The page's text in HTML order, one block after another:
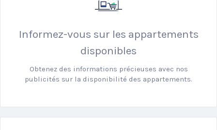
Informez-vous sur les appartements
disponibles
Obtenez des informations précieuses avec nos
publicités sur la disponibilité des appartements.